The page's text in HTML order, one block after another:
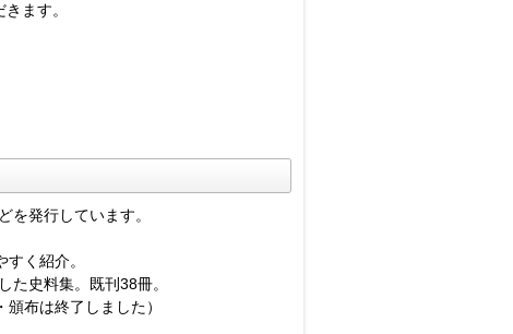
しました。
す。[2024/08/29]
て以来、長きにわたりご購読頂きまし
つきましては電子化し、当ホームペー
10/02]
火曜日～金曜日と拡充を図ります。ま
るお申し込み とさせて頂きます。
ます。
を発行しています。
く紹介。
た史料集。既刊38冊。
布は終了しました）